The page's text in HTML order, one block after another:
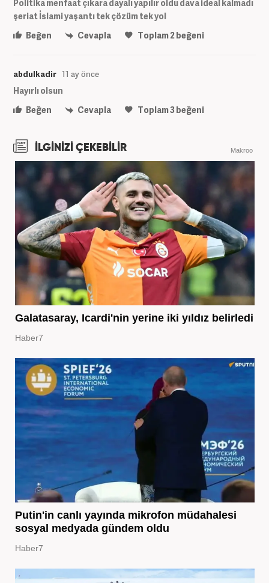
Politika menfaat çıkara dayalı yapılır oldu dava ideal kalmadı
şeriat İslami yaşantı tek çözüm tek yol
Beğen
Cevapla Toplam2 beğeni
abdulkadir 11 ay önce
Hayırlı olsun
Beğen
Cevapla Toplam3beğeni
İLGİNİZİ ÇEKEBİLİR Makroo
Galatasaray, Icardi'nin yerine iki yıldız belirledi
Haber7
Putin'in canlı yayında mikrofon müdahalesi
sosyal medyada gündem oldu
Haber7